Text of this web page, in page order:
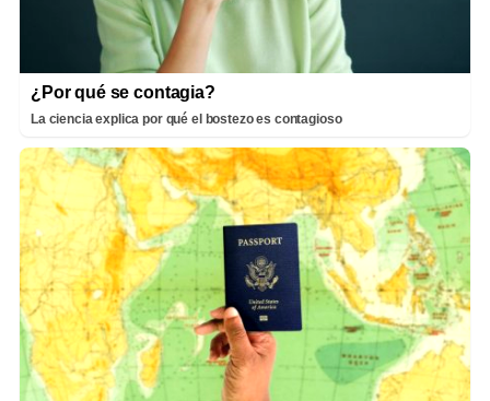
¿Por qué se contagia?
La ciencia explica por qué el bostezo es contagioso